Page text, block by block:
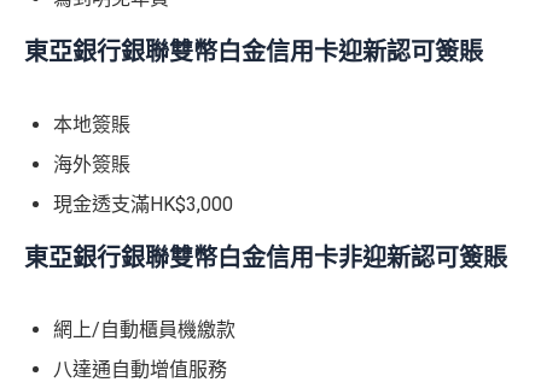
東亞銀行銀聯雙幣白金信用卡迎新認可簽賬
本地簽賬
海外簽賬
現金透支滿HK$3,000
東亞銀行銀聯雙幣白金信用卡非迎新認可簽賬
網上/自動櫃員機繳款
八達通自動增值服務